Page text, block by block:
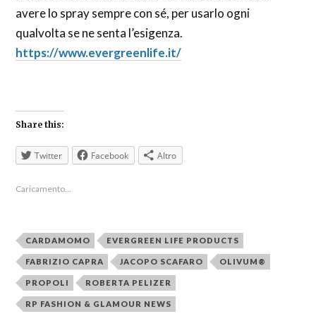
avere lo spray sempre con sé, per usarlo ogni
qualvolta se ne senta l’esigenza.
https://www.evergreenlife.it/
Share this:
Twitter Facebook Altro
Caricamento...
CARDAMOMO EVERGREEN LIFE PRODUCTS
FABRIZIO CAPRA JACOPO SCAFARO OLIVUM®
PROPOLI ROBERTA PELIZER
RP FASHION & GLAMOUR NEWS